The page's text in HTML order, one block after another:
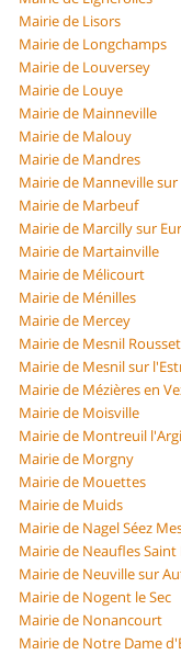
Mairie de Lisors
Mairie de Longchamps
Mairie de Louversey
Mairie de Louye
Mairie de Mainneville
Mairie de Malouy
Mairie de Mandres
Mairie de Manneville sur
Mairie de Marbeuf
Mairie de Marcilly sur
Mairie de Martainville
Mairie de Mélicourt
Mairie de Ménilles
Mairie de Mercey
Mairie de Mesnil Rousset
Mairie de Mesnil sur
Mairie de Mézières en
Mairie de Moisville
Mairie de Montreuil
Mairie de Morgny
Mairie de Mouettes
Mairie de Muids
Mairie de Nagel Séez
Mairie de Neaufles
Mairie de Neuville sur
Mairie de Nogent le Sec
Mairie de Nonancourt
Mairie de Notre Dame